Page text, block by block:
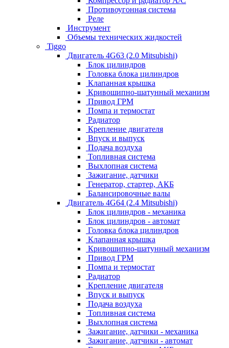
Противоугонная система
Реле
Инструмент
Объемы технических жидкостей
Tiggo
Двигатель 4G63 (2.0 Mitsubishi)
Блок цилиндров
Головка блока цилиндров
Клапанная крышка
Кривошипно-шатунный механизм
Привод ГРМ
Помпа и термостат
Радиатор
Крепление двигателя
Впуск и выпуск
Подача воздуха
Топливная система
Выхлопная система
Зажигание, датчики
Генератор, стартер, АКБ
Балансировочные валы
Двигатель 4G64 (2.4 Mitsubishi)
Блок цилиндров - механика
Блок цилиндров - автомат
Головка блока цилиндров
Клапанная крышка
Кривошипно-шатунный механизм
Привод ГРМ
Помпа и термостат
Радиатор
Крепление двигателя
Впуск и выпуск
Подача воздуха
Топливная система
Выхлопная система
Зажигание, датчики - механика
Зажигание, датчики - автомат